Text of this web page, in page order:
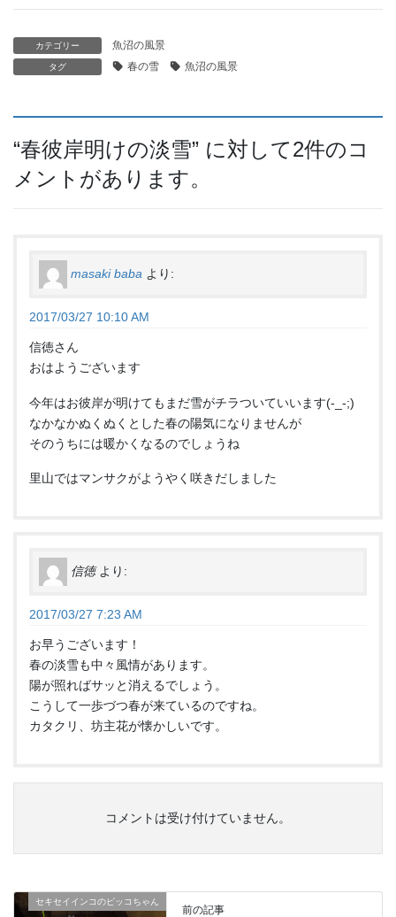
カテゴリー 魚沼の風景
タグ 春の雪 魚沼の風景
“春彼岸明けの淡雪” に対して2件のコ
メントがあります。
masaki baba より:
2017/03/27 10:10 AM
信徳さん
おはようございます
今年はお彼岸が明けてもまだ雪がチラついていいます(-_-;)
なかなかぬくぬくとした春の陽気になりませんが
そのうちには暖かくなるのでしょうね
里山ではマンサクがようやく咲きだしました
信徳 より:
2017/03/27 7:23 AM
お早うございます！
春の淡雪も中々風情があります。
陽が照ればサッと消えるでしょう。
こうして一歩づつ春が来ているのですね。
カタクリ、坊主花が懐かしいです。
コメントは受け付けていません。
セキセイインコのピッコちゃん
前の記事